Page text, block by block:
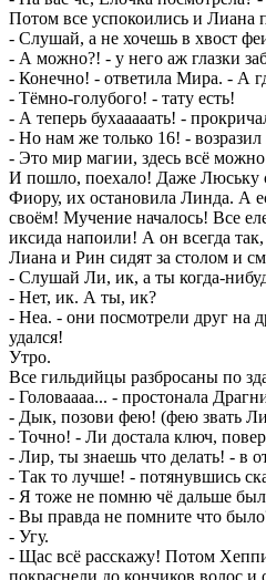
Потом все успокоились и Лиана
- Слушай, а не хочешь в хвост
- А можно?! - у него аж глазки
- Конечно! - ответила Мира. - А
- Тёмно-голубого! - тату есть!
- А теперь бухааааать! -
- Но нам же только 16! -
- Это мир магии, здесь всё
И пошло, поехало! Даже Люську
Фиору, их остановила Линда. А
своём! Мучение началось! Все
иксида напоили! А он всегда
Лиана и Рин сидят за столом и
- Слушай Ли, ик, а ты когда-
- Нет, ик. А ты, ик?
- Неа. - они посмотрели друг на
удался!
Утро.
Все гильдийцы разбросаны по
- Головаааа... - простонала
- Дык, позови фею! (фею звать
- Точно! - Ли достала ключ,
- Лир, ты знаешь что делать! - в
- Так то лучше! - потянувшись
- Я тоже не помню чё дальше
- Вы правда не помните что
- Угу.
- Щас всё расскажу! Потом
покраснели до кончиков волос и